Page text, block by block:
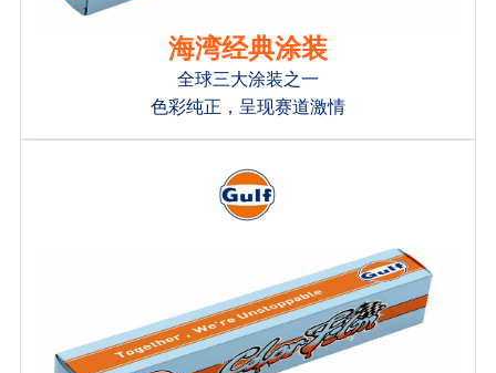
海湾经典涂装
全球三大涂装之一
色彩纯正，呈现赛道激情